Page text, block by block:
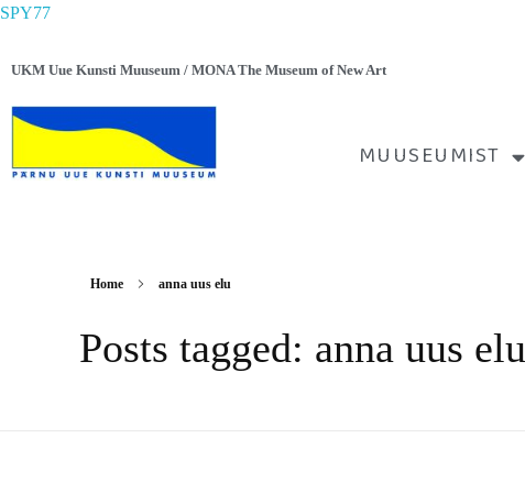
SPY77
UKM Uue Kunsti Muuseum / MONA The Museum of New Art
MUUSEUMIST
Home anna uus elu
Posts tagged: anna uus elu